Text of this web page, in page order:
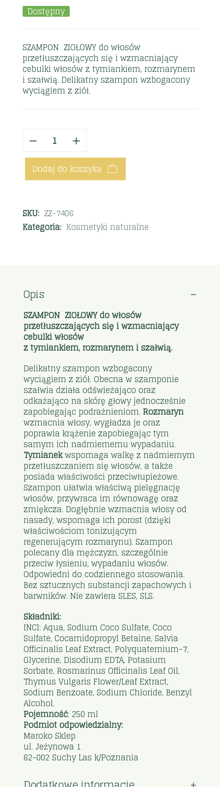
Dostępny
SZAMPON ZIOŁOWY do włosów
przetłuszczających się i wzmacniający
cebulki włosów z tymiankiem, rozmarynem
i szałwią. Delikatny szampon wzbogacony
wyciągiem z ziół.
Dodaj do koszyka
SKU: ZZ-7406
Kategoria: Kosmetyki naturalne
Opis
SZAMPON ZIOŁOWY do włosów
przetłuszczających się i wzmacniający
cebulki włosów
z tymiankiem, rozmarynem i szałwią.
Delikatny szampon wzbogacony
wyciągiem z ziół. Obecna w szamponie
szałwia działa odświeżająco oraz
odkażająco na skórę głowy jednocześnie
zapobiegając podrażnieniom. Rozmaryn
wzmacnia włosy, wygładza je oraz
poprawia krążenie zapobiegając tym
samym ich nadmiernemu wypadaniu.
Tymianekwspomaga walkę z nadmiernym
przetłuszczaniem się włosów, a także
posiada właściwości przeciwłupieżowe.
Szampon ułatwia właściwą pielęgnację
włosów, przywraca im równowagę oraz
zmiękcza. Dogłębnie wzmacnia włosy od
nasady, wspomaga ich porost (dzięki
właściwościom tonizującym
regenerującym rozmarynu). Szampon
polecany dla mężczyzn, szczególnie
przeciw łysieniu, wypadaniu włosów.
Odpowiedni do codziennego stosowania.
Bez sztucznych substancji zapachowych i
barwników. Nie zawiera SLES, SLS.
Składniki:
INCI: Aqua, Sodium Coco Sulfate, Coco
Sulfate, Cocamidopropyl Betaine, Salvia
Officinalis Leaf Extract, Polyquaternium-7,
Glycerine, Disodium EDTA, Potasium
Sorbate, Rosmarinus Officinalis Leaf Oil,
Thymus Vulgaris Flower/Leaf Extract,
Sodium Benzoate, Sodium Chloride, Benzyl
Alcohol.
Pojemność: 250 ml
Podmiot odpowiedzialny:
Maroko Sklep
ul. Jeżynowa 1
62-002 Suchy Las k/Poznania